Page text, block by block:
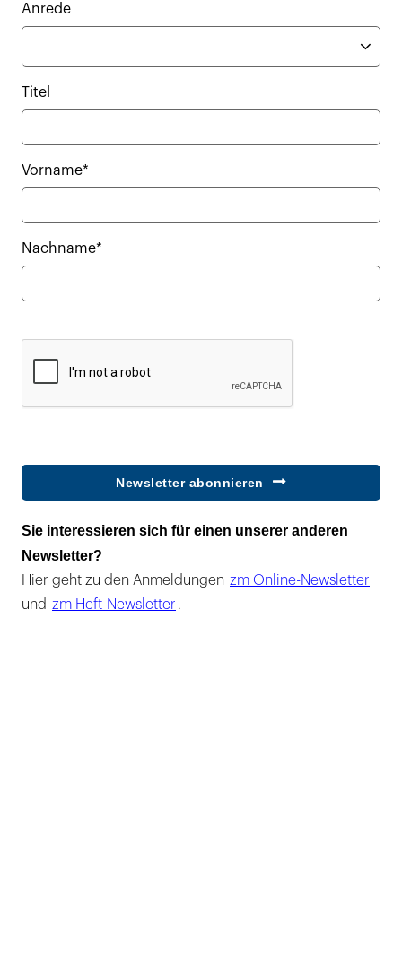
Anrede
Titel
Vorname*
Nachname*
Newsletter abonnieren
Sie interessieren sich für einen unserer anderen
Newsletter?
Hier geht zu den Anmeldungen zm Online-Newsletter
und zm Heft-Newsletter .